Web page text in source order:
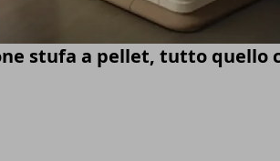
stufa a pellet, tutto quello